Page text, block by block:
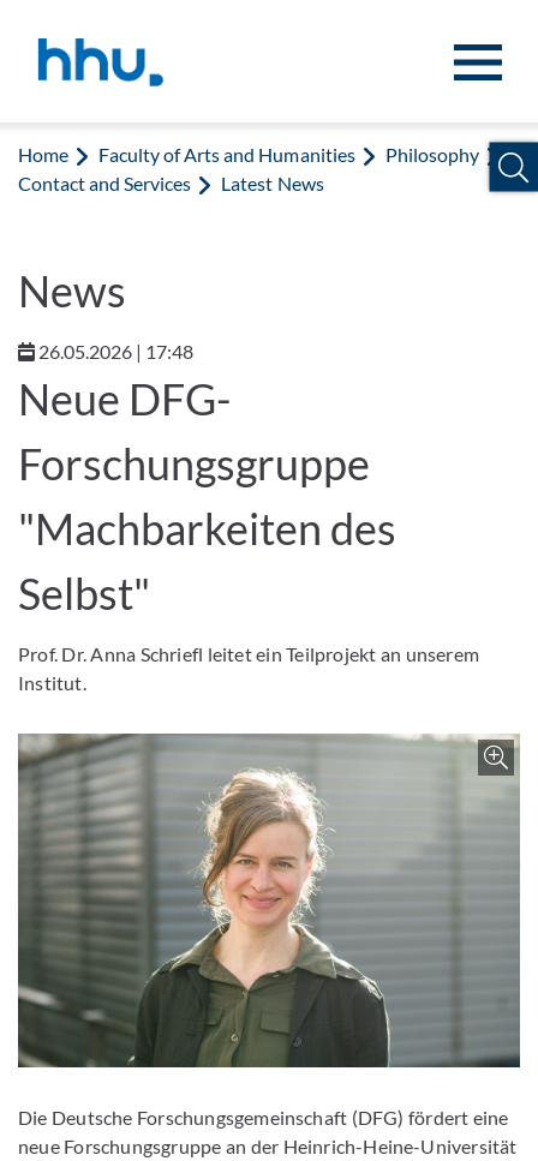
Home Faculty of Arts and Humanities
Philosophy
Contact and Services
Latest News
News
26.05.2026 | 17:48
Neue DFG-
Forschungsgruppe
"Machbarkeiten des
Selbst"
Prof. Dr. Anna Schriefl leitet ein Teilprojekt an unserem
Institut.
Die Deutsche Forschungsgemeinschaft (DFG) fördert eine
neue Forschungsgruppe an der Heinrich-Heine-Universität